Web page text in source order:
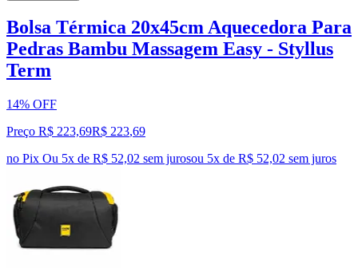
Bolsa Térmica 20x45cm Aquecedora Para
Pedras Bambu Massagem Easy - Styllus
Term
14% OFF
Preço R$ 223,69R$ 223,69
no Pix Ou 5x de R$ 52,02 sem jurosou 5x de R$ 52,02 sem juros